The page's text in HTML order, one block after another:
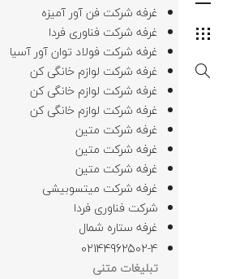
غرفه شرکت فن آور آمیزه
غرفه شرکت فناوری فردا
غرفه شرکت فولاد توان آور آسیا
غرفه شرکت لوازم خانگی کن
غرفه شرکت لوازم خانگی کن
غرفه شرکت لوازم خانگی کن
غرفه شرکت متین
غرفه شرکت متین
غرفه شرکت متین
غرفه شرکت میتسوبیشی
شرکت فناوری فردا
غرفه ستاره شمال
02144962502-4
تبلیغات متنی